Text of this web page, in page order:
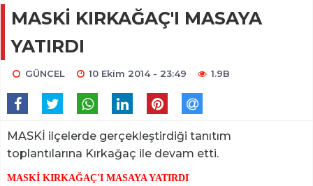
MASKİ KIRKAĞAÇ'I MASAYA
YATIRDI
GÜNCEL 10 Ekim 2014 - 23:49 1.9B
MASKİ ilçelerde gerçekleştirdiği tanıtım
toplantılarına Kırkağaç ile devam etti.
MASKİ KIRKAĞAÇ'I MASAYA YATIRDI